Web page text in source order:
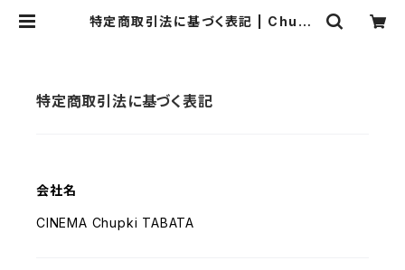
特定商取引法に基づく表記 | Chupk
特定商取引法に基づく表記
会社名
CINEMA Chupki TABATA